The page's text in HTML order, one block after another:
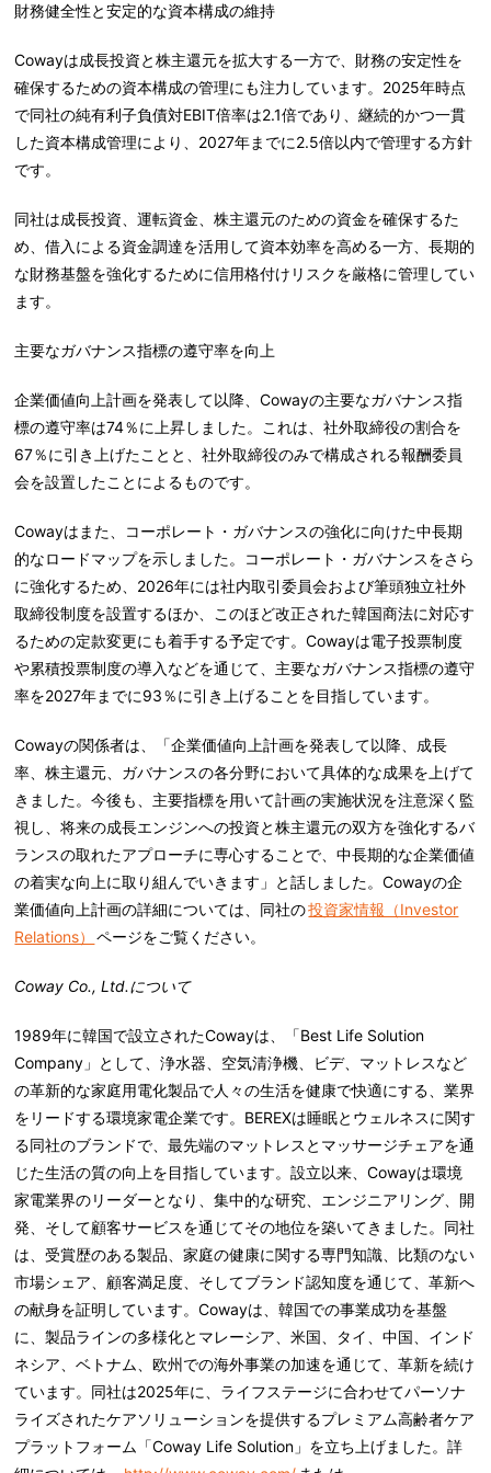
財務健全性と安定的な資本構成の維持
Cowayは成長投資と株主還元を拡大する一方で、財務の安定性を
確保するための資本構成の管理にも注力しています。2025年時点
で同社の純有利子負債対EBIT倍率は2.1倍であり、継続的かつ一貫
した資本構成管理により、2027年までに2.5倍以内で管理する方針
です。
同社は成長投資、運転資金、株主還元のための資金を確保するた
め、借入による資金調達を活用して資本効率を高める一方、長期的
な財務基盤を強化するために信用格付けリスクを厳格に管理してい
ます。
主要なガバナンス指標の遵守率を向上
企業価値向上計画を発表して以降、Cowayの主要なガバナンス指
標の遵守率は74％に上昇しました。これは、社外取締役の割合を
67％に引き上げたことと、社外取締役のみで構成される報酬委員
会を設置したことによるものです。
Cowayはまた、コーポレート・ガバナンスの強化に向けた中長期
的なロードマップを示しました。コーポレート・ガバナンスをさら
に強化するため、2026年には社内取引委員会および筆頭独立社外
取締役制度を設置するほか、このほど改正された韓国商法に対応す
るための定款変更にも着手する予定です。Cowayは電子投票制度
や累積投票制度の導入などを通じて、主要なガバナンス指標の遵守
率を2027年までに93％に引き上げることを目指しています。
Cowayの関係者は、「企業価値向上計画を発表して以降、成長
率、株主還元、ガバナンスの各分野において具体的な成果を上げて
きました。今後も、主要指標を用いて計画の実施状況を注意深く監
視し、将来の成長エンジンへの投資と株主還元の双方を強化するバ
ランスの取れたアプローチに専心することで、中長期的な企業価値
の着実な向上に取り組んでいきます」と話しました。Cowayの企
業価値向上計画の詳細については、同社の投資家情報（Investor
Relations）
ページをご覧ください。
Coway Co., Ltd.について
1989年に韓国で設立されたCowayは、「Best Life Solution
Company」として、浄水器、空気清浄機、ビデ、マットレスなど
の革新的な家庭用電化製品で人々の生活を健康で快適にする、業界
をリードする環境家電企業です。BEREXは睡眠とウェルネスに関す
る同社のブランドで、最先端のマットレスとマッサージチェアを通
じた生活の質の向上を目指しています。設立以来、Cowayは環境
家電業界のリーダーとなり、集中的な研究、エンジニアリング、開
発、そして顧客サービスを通じてその地位を築いてきました。同社
は、受賞歴のある製品、家庭の健康に関する専門知識、比類のない
市場シェア、顧客満足度、そしてブランド認知度を通じて、革新へ
の献身を証明しています。Cowayは、韓国での事業成功を基盤
に、製品ラインの多様化とマレーシア、米国、タイ、中国、インド
ネシア、ベトナム、欧州での海外事業の加速を通じて、革新を続け
ています。同社は2025年に、ライフステージに合わせてパーソナ
ライズされたケアソリューションを提供するプレミアム高齢者ケア
プラットフォーム「Coway Life Solution」を立ち上げました。詳